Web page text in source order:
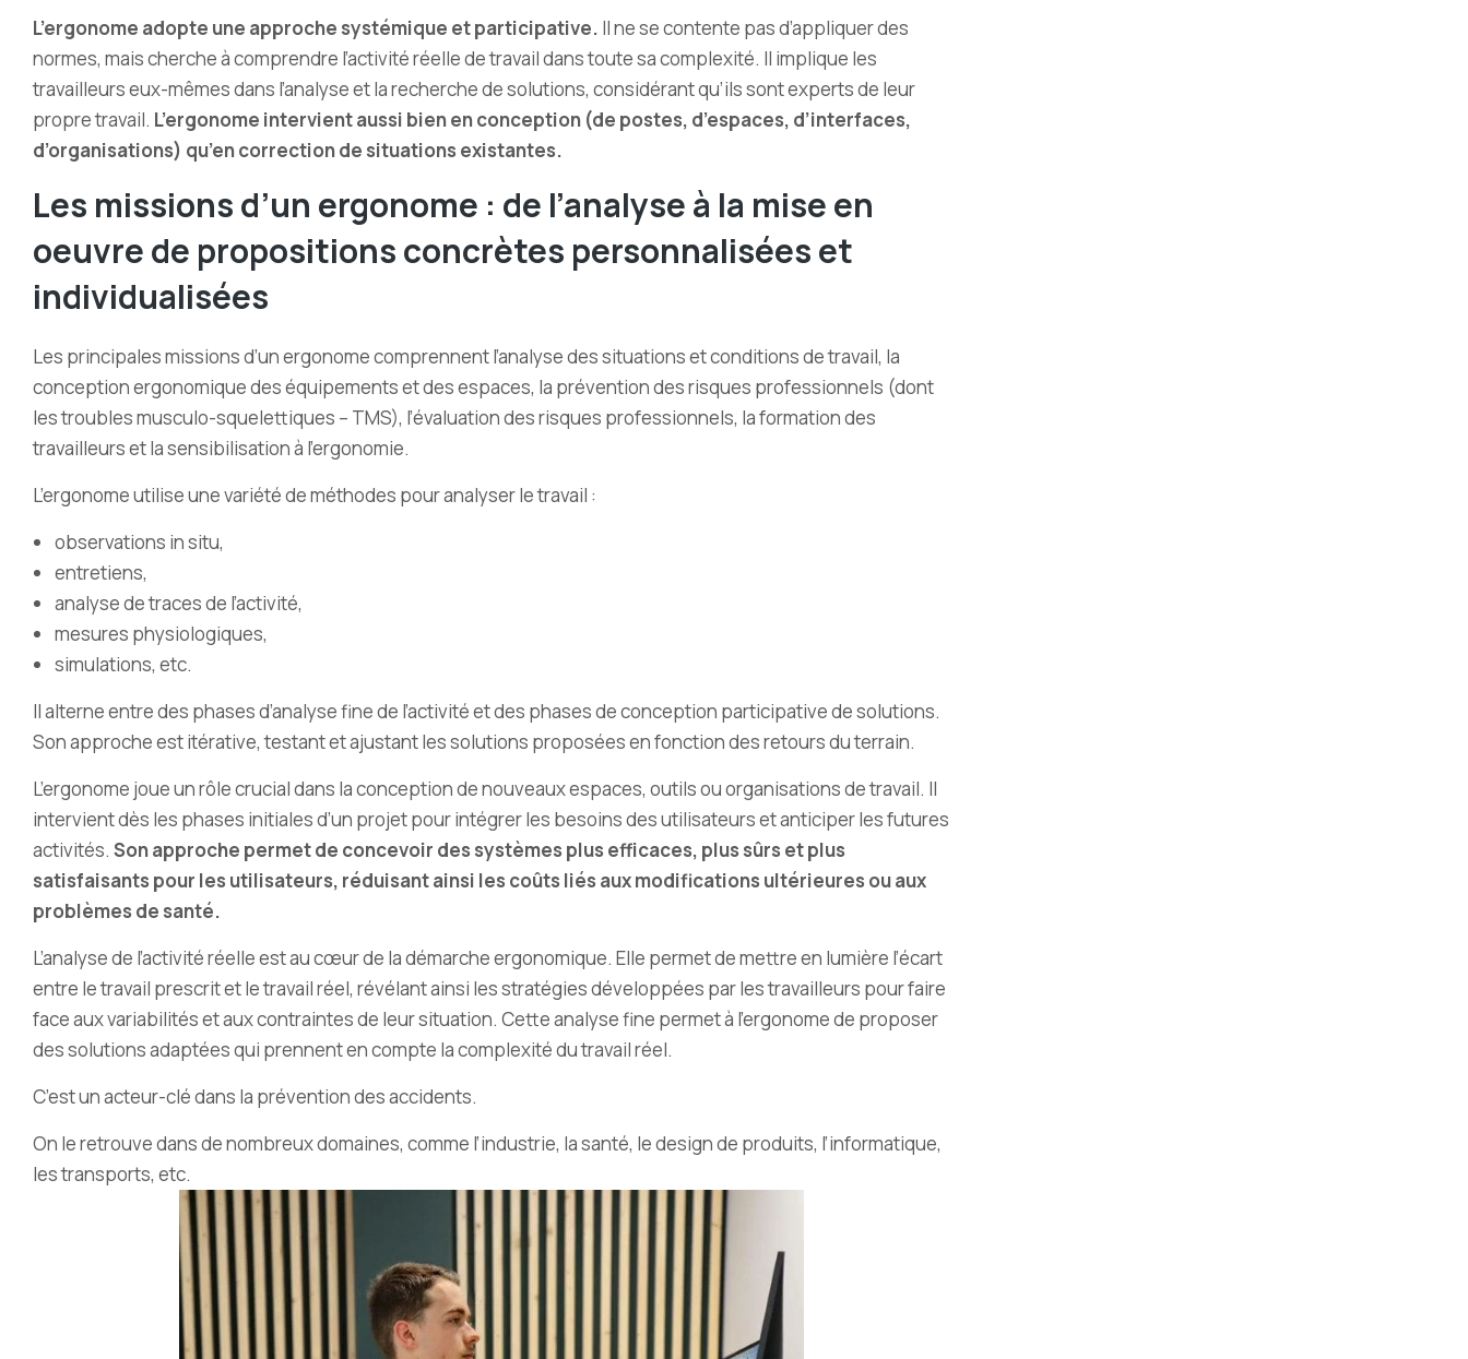
L’ergonome adopte une approche systémique et participative. Il ne se contente pas d’appliquer des
normes, mais cherche à comprendre l’activité réelle de travail dans toute sa complexité. Il implique les
travailleurs eux-mêmes dans l’analyse et la recherche de solutions, considérant qu’ils sont experts de leur
propre travail. L’ergonome intervient aussi bien en conception (de postes, d’espaces, d’interfaces,
d’organisations) qu’en correction de situations existantes.
Les missions d’un ergonome : de l’analyse à la mise en
oeuvre de propositions concrètes personnalisées et
individualisées
Les principales missions d’un ergonome comprennent l’analyse des situations et conditions de travail, la
conception ergonomique des équipements et des espaces, la prévention des risques professionnels (dont
les troubles musculo-squelettiques – TMS), l’évaluation des risques professionnels, la formation des
travailleurs et la sensibilisation à l’ergonomie.
L’ergonome utilise une variété de méthodes pour analyser le travail :
observations in situ,
entretiens,
analyse de traces de l’activité,
mesures physiologiques,
simulations, etc.
Il alterne entre des phases d’analyse fine de l’activité et des phases de conception participative de solutions.
Son approche est itérative, testant et ajustant les solutions proposées en fonction des retours du terrain.
L’ergonome joue un rôle crucial dans la conception de nouveaux espaces, outils ou organisations de travail. Il
intervient dès les phases initiales d’un projet pour intégrer les besoins des utilisateurs et anticiper les futures
activités. Son approche permet de concevoir des systèmes plus efficaces, plus sûrs et plus
satisfaisants pour les utilisateurs, réduisant ainsi les coûts liés aux modifications ultérieures ou aux
problèmes de santé.
L’analyse de l’activité réelle est au cœur de la démarche ergonomique. Elle permet de mettre en lumière l’écart
entre le travail prescrit et le travail réel, révélant ainsi les stratégies développées par les travailleurs pour faire
face aux variabilités et aux contraintes de leur situation. Cette analyse fine permet à l’ergonome de proposer
des solutions adaptées qui prennent en compte la complexité du travail réel.
C’est un acteur-clé dans la prévention des accidents.
On le retrouve dans de nombreux domaines, comme l’industrie, la santé, le design de produits, l’informatique,
les transports, etc.